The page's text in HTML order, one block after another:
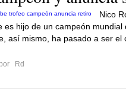
Nico
es hijo de un campeón mundial
así mismo, ha pasado a ser el
Rd